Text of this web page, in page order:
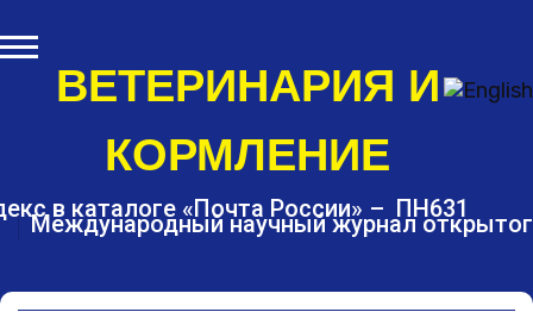
k
i
n
n
ВЕТЕРИНАРИЯ И
КОРМЛЕНИЕ
Международный научный журнал
в каталоге «Почта России» – ПН631